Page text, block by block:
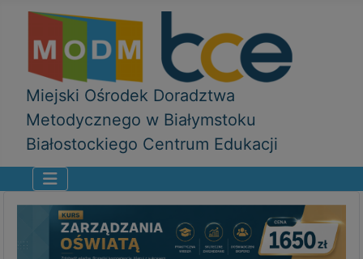
Miejski Ośrodek Doradztwa
Metodycznego w Białymstoku
Białostockiego Centrum Edukacji